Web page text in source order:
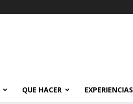
QUE HACER EXPERIENCIAS